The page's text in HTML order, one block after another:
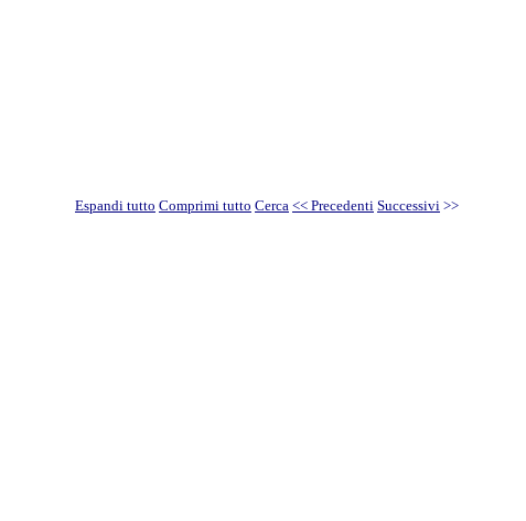
Espandi tutto Comprimi tutto Cerca << Precedenti Successivi >>